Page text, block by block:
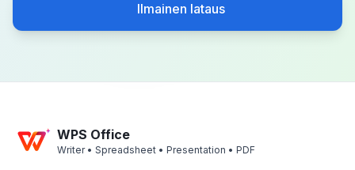
Ilmainen lataus
WPS Office
Writer • Spreadsheet • Presentation • PDF